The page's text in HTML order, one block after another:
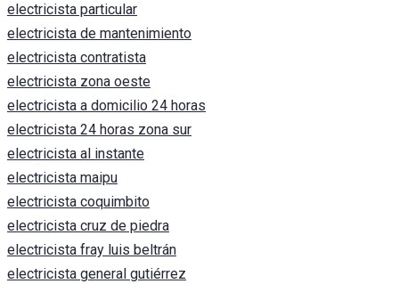
electricista particular
electricista de mantenimiento
electricista contratista
electricista zona oeste
electricista a domicilio 24 horas
electricista 24 horas zona sur
electricista al instante
electricista maipu
electricista coquimbito
electricista cruz de piedra
electricista fray luis beltrán
electricista general gutiérrez